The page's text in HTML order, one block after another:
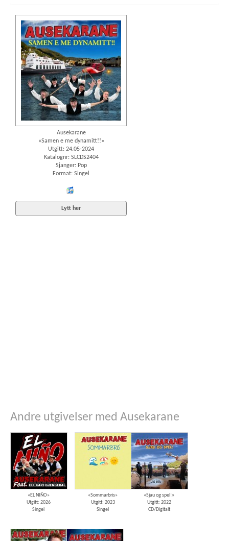
Ausekarane
«Samen e me dynamitt!!»
Utgitt: 24.05-2024
Katalognr: SLCDS2404
Sjanger: Pop
Format: Singel
Lytt her
Andre utgivelser med Ausekarane
«EL NIÑO»
Utgitt: 2026
Singel
«Sommarbris»
Utgitt: 2023
Singel
«Sjau og spel!»
Utgitt: 2022
CD/Digitalt